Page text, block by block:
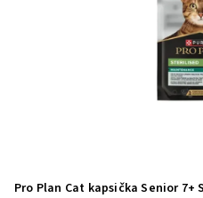
Pro Plan Cat kapsička Senior